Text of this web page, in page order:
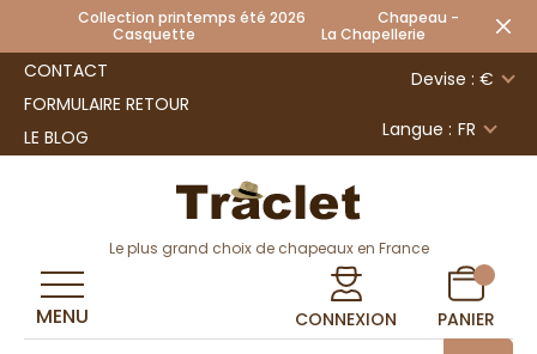
Collection printemps été 2026 Chapeau -
Casquette La Chapellerie
CONTACT
FORMULAIRE RETOUR
LE BLOG
Devise : €
Langue : FR
Le plus grand choix de chapeaux en France
CONNEXION PANIER
MENU